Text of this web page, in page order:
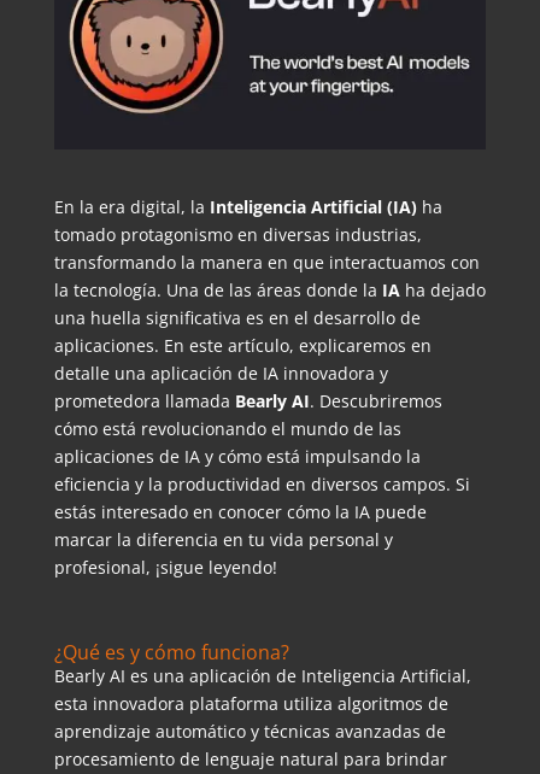
En la era digital, la Inteligencia Artificial (IA)ha
tomado protagonismo en diversas industrias,
transformando la manera en que interactuamos con
la tecnología. Una de las áreas donde la IA ha dejado
una huella significativa es en el desarrollo de
aplicaciones. En este artículo, explicaremos en
detalle una aplicación de IA innovadora y
prometedora llamada Bearly AI. Descubriremos
cómo está revolucionando el mundo de las
aplicaciones de IA y cómo está impulsando la
eficiencia y la productividad en diversos campos. Si
estás interesado en conocer cómo la IA puede
marcar la diferencia en tu vida personal y
profesional, ¡sigue leyendo!
¿Qué es y cómo funciona?
Bearly AI es una aplicación de Inteligencia Artificial,
esta innovadora plataforma utiliza algoritmos de
aprendizaje automático y técnicas avanzadas de
procesamiento de lenguaje natural para brindar